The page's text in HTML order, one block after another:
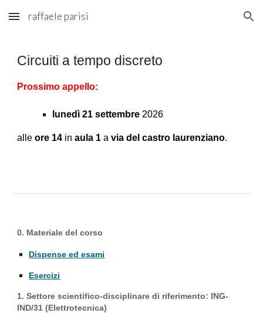
Skip to main content Skip to navigation
raffaele parisi
Circuiti a tempo discreto
Prossimo appello:
lunedì 21 settembre 2026
alleore 14 inaula 1 avia del castro laurenziano.
0. Materiale del corso
Dispense ed esami
Esercizi
1. Settore scientifico-disciplinare di riferimento: ING-
IND/31 (Elettrotecnica)